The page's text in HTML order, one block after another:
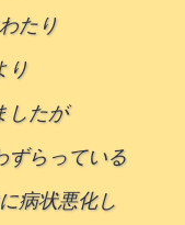
たり
り
したが
ずらっている
病状悪化し